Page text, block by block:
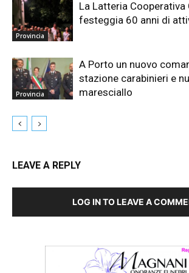
Provincia
La Latteria Cooperativa
festeggia 60 anni di
Provincia
A Porto un nuovo
stazione carabinieri e
maresciallo
LEAVE A REPLY
LOG IN TO LEAVE A